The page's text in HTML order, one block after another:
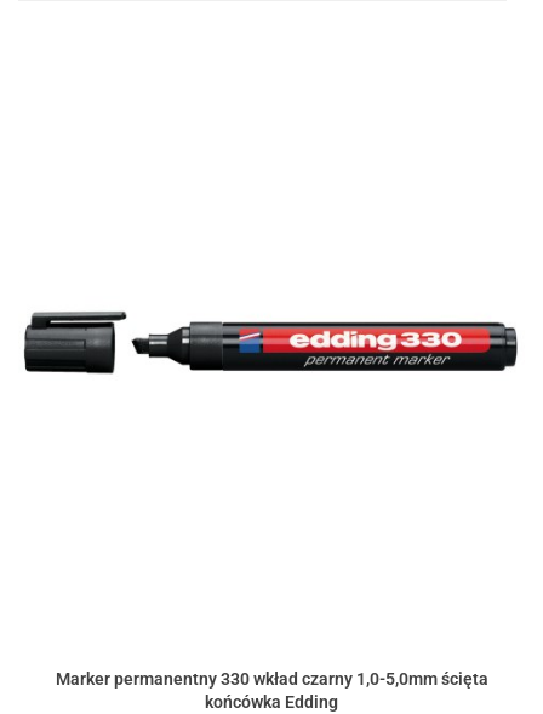
Marker permanentny 330 wkład czarny 1,0-5,0mm ścięta
końcówka Edding